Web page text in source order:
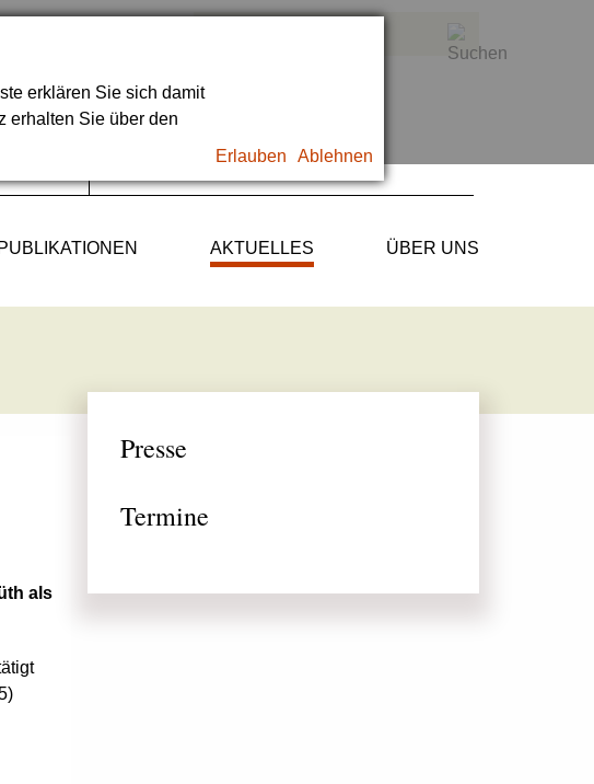
erklären Sie sich damit
erhalten Sie über den
Erlauben Ablehnen
PUBLIKATIONEN AKTUELLES ÜBER UNS
als
Presse
Termine